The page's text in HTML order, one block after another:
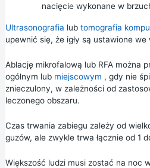
nacięcie wykonane w
Ultrasonografia lub tomografia
upewnić się, że igły są ustawione we
Ablację mikrofalową lub RFA można
ogólnym lub miejscowym , gdy nie
znieczulony, w zależności od
leczonego obszaru.
Czas trwania zabiegu zależy od
guzów, ale zwykle trwa łącznie od 1
Większość ludzi musi zostać na noc